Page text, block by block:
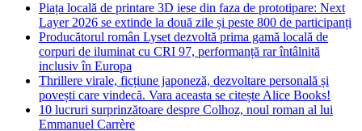
Piața locală de printare 3D iese din faza de prototipare: Next
Layer 2026 se extinde la două zile și peste 800 de participanți
Producătorul român Lyset dezvoltă prima gamă locală de
corpuri de iluminat cu CRI 97, performanță rar întâlnită
inclusiv în Europa
Thrillere virale, ficțiune japoneză, dezvoltare personală și
povești care vindecă. Vara aceasta se citește Alice Books!
10 lucruri surprinzătoare despre Colhoz, noul roman al lui
Emmanuel Carrère